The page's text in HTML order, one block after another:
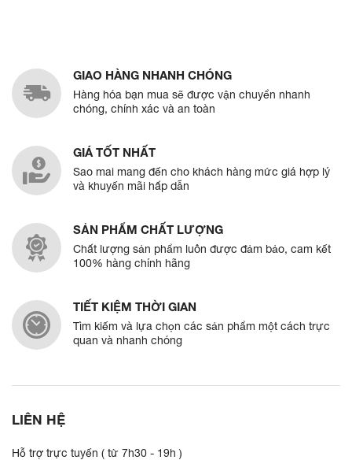
GIAO HÀNG NHANH CHÓNG
Hàng hóa bạn mua sẽ được vận chuyển nhanh
chóng, chính xác và an toàn
GIÁ TỐT NHẤT
Sao mai mang đến cho khách hàng mức giá hợp lý
và khuyến mãi hấp dẫn
SẢN PHẨM CHẤT LƯỢNG
Chất lượng sản phẩm luôn được đảm bảo, cam kết
100% hàng chính hãng
TIẾT KIỆM THỜI GIAN
Tìm kiếm và lựa chọn các sản phẩm một cách trực
quan và nhanh chóng
LIÊN HỆ
Hỗ trợ trực tuyến ( từ 7h30 - 19h )